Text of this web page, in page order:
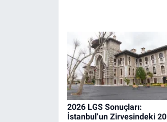
2026 LGS Sonuçları:
İstanbul’un Zirvesindeki 20